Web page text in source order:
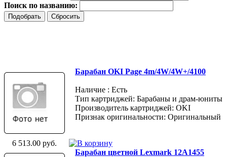
Поиск по названию:
Барабан OKI Page 4m/4W/4W+/4100
Наличие : Есть
Тип картриджей: Барабаны и драм-юниты
Производитель картриджей: OKI
Признак оригинальности: Оригинальный
6 513.00 руб.
Барабан цветной Lexmark 12A1455